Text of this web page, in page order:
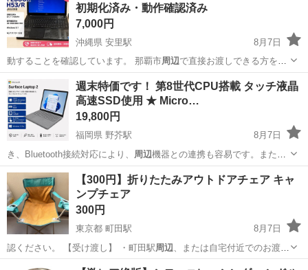
初期化済み・動作確認済み
7,000円
沖縄県 安里駅
8月7日
動することを確認しています。 那覇市周辺で直接お渡しできる方を希
望します。 …
沖縄 那覇市 安里駅 ノートパソコン
週末特価です！ 第8世代CPU搭載 タッチ液晶
高速SSD使用 ★ Micro…
19,800円
福岡県 野芥駅
8月7日
き、Bluetooth接続対応により、 周辺機器との連携も容易です。また、
USB …
福岡 福岡市 野芥駅 タブレットPC 第8世代
【300円】折りたたみアウトドアチェア キャ
ンプチェア
300円
東京都 町田駅
8月7日
認ください。 【受け渡し】 ・町田駅周辺 、または自宅付近でのお渡し
となります。…
町田駅 椅子